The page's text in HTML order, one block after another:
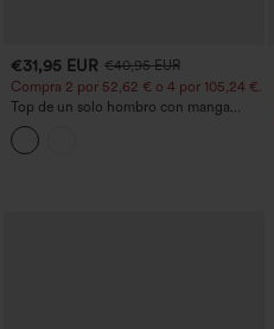
€31,95 EUR €40,95 EUR
Compra 2 por 52,62 € o 4 por 105,24 €.
Top de un solo hombro con manga
corta, dobladillo curvo high‑low,
sujetador integrado y estampado de
lunares, estilo casual